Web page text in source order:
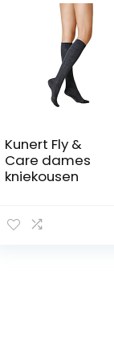
Kunert Fly &
Care dames
kniekousen